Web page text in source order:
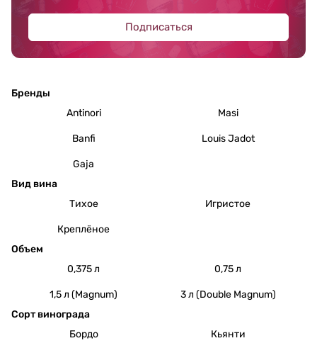
Подписаться
Бренды
Antinori
Masi
Banfi Louis Jadot
Gaja
Вид вина
Тихое
Игристое
Креплёное
Объем
0,375 л
0,75 л
1,5 л (Magnum)
3 л (Double Magnum)
Сорт винограда
Бордо
Кьянти